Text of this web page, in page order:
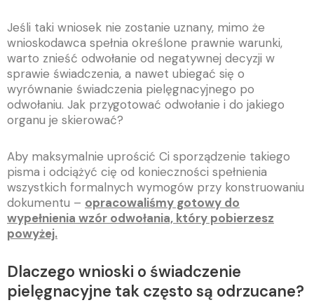
Jeśli taki wniosek nie zostanie uznany, mimo że
wnioskodawca spełnia określone prawnie warunki,
warto znieść odwołanie od negatywnej decyzji w
sprawie świadczenia, a nawet ubiegać się o
wyrównanie świadczenia pielęgnacyjnego po
odwołaniu. Jak przygotować odwołanie i do jakiego
organu je skierować?
Aby maksymalnie uprościć Ci sporządzenie takiego
pisma i odciążyć cię od konieczności spełnienia
wszystkich formalnych wymogów przy konstruowaniu
dokumentu – opracowaliśmy gotowy do
wypełnienia wzór odwołania, który pobierzesz
powyżej.
Dlaczego wnioski o świadczenie
pielęgnacyjne tak często są odrzucane?